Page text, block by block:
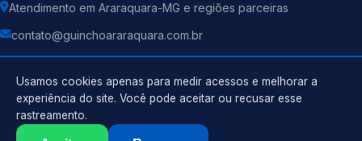
Atendimento em Araraquara-MG e regiões parceiras
contato@guinchoararaquara.com.br
Guincho . Todos os direitos reservados.
Usamos cookies apenas para medir acessos e melhorar a
experiência do site. Você pode aceitar ou recusar esse
rastreamento.